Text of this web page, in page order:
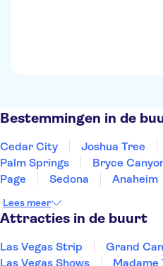
Bestemmingen in de
Cedar City Joshua Tree
Palm Springs
Bryce
Page
Sedona Anaheim
Phoenix
Lees meer
Attracties in de buurt
Las Vegas Strip Grand
Las Vegas Shows
Madame